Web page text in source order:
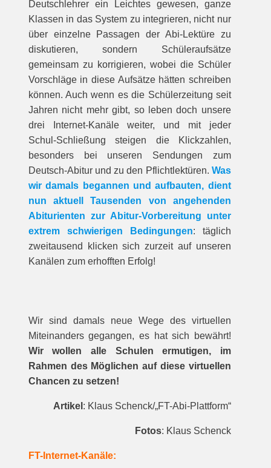
Deutschlehrer ein Leichtes gewesen, ganze
Klassen in das System zu integrieren, nicht nur
über einzelne Passagen der Abi-Lektüre zu
diskutieren, sondern Schüleraufsätze
gemeinsam zu korrigieren, wobei die Schüler
Vorschläge in diese Aufsätze hätten schreiben
können. Auch wenn es die Schülerzeitung seit
Jahren nicht mehr gibt, so leben doch unsere
drei Internet-Kanäle weiter, und mit jeder
Schul-Schließung steigen die Klickzahlen,
besonders bei unseren Sendungen zum
Deutsch-Abitur und zu den Pflichtlektüren. Was
wir damals begannen und aufbauten, dient
nun aktuell Tausenden von angehenden
Abiturienten zur Abitur-Vorbereitung unter
extrem schwierigen Bedingungen: täglich
zweitausend klicken sich zurzeit auf unseren
Kanälen zum erhofften Erfolg!
Wir sind damals neue Wege des virtuellen
Miteinanders gegangen, es hat sich bewährt!
Wir wollen alle Schulen ermutigen, im
Rahmen des Möglichen auf diese virtuellen
Chancen zu setzen!
Artikel : Klaus Schenck/„FT-Abi-Plattform“
Fotos: Klaus Schenck
FT-Internet-Kanäle: